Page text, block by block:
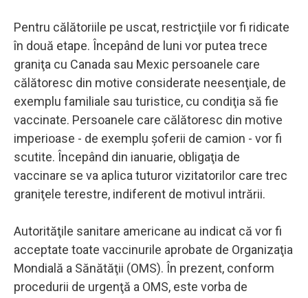
Pentru călătoriile pe uscat, restricţiile vor fi ridicate
în două etape. Începând de luni vor putea trece
graniţa cu Canada sau Mexic persoanele care
călătoresc din motive considerate neesenţiale, de
exemplu familiale sau turistice, cu condiţia să fie
vaccinate. Persoanele care călătoresc din motive
imperioase - de exemplu şoferii de camion - vor fi
scutite. Începând din ianuarie, obligaţia de
vaccinare se va aplica tuturor vizitatorilor care trec
graniţele terestre, indiferent de motivul intrării.
Autorităţile sanitare americane au indicat că vor fi
acceptate toate vaccinurile aprobate de Organizaţia
Mondială a Sănătăţii (OMS). În prezent, conform
procedurii de urgenţă a OMS, este vorba de